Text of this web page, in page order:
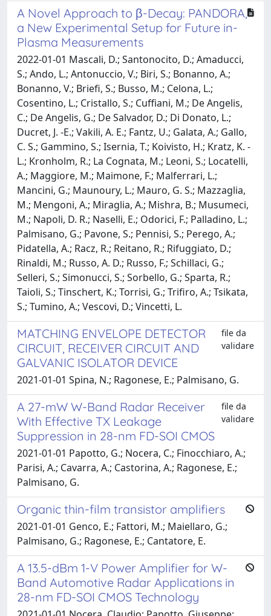
A Novel Approach to β-Decay: PANDORA,
a New Experimental Setup for Future in-
Plasma Measurements
2022-01-01 Mascali, D.; Santonocito, D.; Amaducci,
S.; Ando, L.; Antonuccio, V.; Biri, S.; Bonanno, A.;
Bonanno, V.; Briefi, S.; Busso, M.; Celona, L.;
Cosentino, L.; Cristallo, S.; Cuffiani, M.; De Angelis,
C.; De Angelis, G.; De Salvador, D.; Di Donato, L.;
Ducret, J. -E.; Vakili, A. E.; Fantz, U.; Galata, A.; Gallo,
C. S.; Gammino, S.; Isernia, T.; Koivisto, H.; Kratz, K. -
L.; Kronholm, R.; La Cognata, M.; Leoni, S.; Locatelli,
A.; Maggiore, M.; Maimone, F.; Malferrari, L.;
Mancini, G.; Maunoury, L.; Mauro, G. S.; Mazzaglia,
M.; Mengoni, A.; Miraglia, A.; Mishra, B.; Musumeci,
M.; Napoli, D. R.; Naselli, E.; Odorici, F.; Palladino, L.;
Palmisano, G.; Pavone, S.; Pennisi, S.; Perego, A.;
Pidatella, A.; Racz, R.; Reitano, R.; Rifuggiato, D.;
Rinaldi, M.; Russo, A. D.; Russo, F.; Schillaci, G.;
Selleri, S.; Simonucci, S.; Sorbello, G.; Sparta, R.;
Taioli, S.; Tinschert, K.; Torrisi, G.; Trifiro, A.; Tsikata,
S.; Tumino, A.; Vescovi, D.; Vincetti, L.
MATCHING ENVELOPE DETECTOR
CIRCUIT, RECEIVER CIRCUIT AND
GALVANIC ISOLATOR DEVICE
file da
validare
2021-01-01 Spina, N.; Ragonese, E.; Palmisano, G.
A 27-mW W-Band Radar Receiver
With Effective TX Leakage
Suppression in 28-nm FD-SOI CMOS
file da
validare
2021-01-01 Papotto, G.; Nocera, C.; Finocchiaro, A.;
Parisi, A.; Cavarra, A.; Castorina, A.; Ragonese, E.;
Palmisano, G.
Organic thin-film transistor amplifiers
2021-01-01 Genco, E.; Fattori, M.; Maiellaro, G.;
Palmisano, G.; Ragonese, E.; Cantatore, E.
A 13.5-dBm 1-V Power Amplifier for W-
Band Automotive Radar Applications in
28-nm FD-SOI CMOS Technology